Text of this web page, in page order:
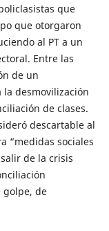
que
que otorgaron
al PT a un
Entre las
de un
desmovilización
de clases.
descartable al
“medidas sociales
de la crisis
golpe, de